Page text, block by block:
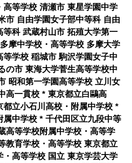
高等学校 清瀬市 東星学園中学
市 自由学園女子部中等科 自由
等科 武蔵村山市 拓殖大学第一
摩中学校・高等学校 多摩大学
等学校 稲城市 駒沢学園女子中
の市 東海大学菅生高等学校中
昭和第一学園高等学校 立川女
高一貫校 * 東京都立白鷗高
立小石川高校・附属中学校 *
属中学校 * 千代田区立九段中等
高等学校附属中学校・高等学
教育学校・高等学校 東京都立
・高等学校 国立 東京学芸大学